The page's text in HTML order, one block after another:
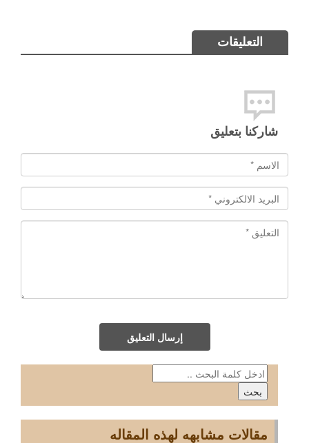
التعليقات
شاركنا بتعليق
إرسال التعليق
مقالات مشابهه لهذه المقاله